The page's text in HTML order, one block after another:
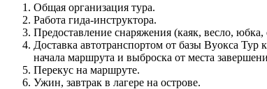
Общая организация тура.
Работа гида-инструктора.
Предоставление снаряжения (каяк, весло,
Доставка автотранспортом от базы Вуокса Тур
начала маршрута и выброска от места
Перекус на маршруте.
Ужин, завтрак в лагере на острове.